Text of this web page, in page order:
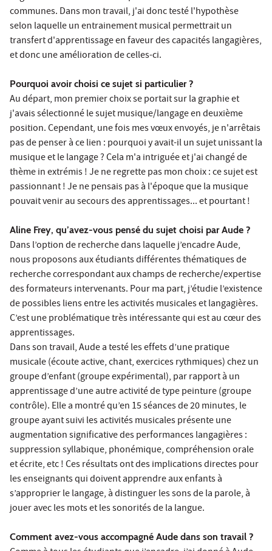
communes. Dans mon travail, j'ai donc testé l'hypothèse
selon laquelle un entrainement musical permettrait un
transfert d'apprentissage en faveur des capacités langagières,
et donc une amélioration de celles-ci.
Pourquoi avoir choisi ce sujet si particulier ?
Au départ, mon premier choix se portait sur la graphie et
j'avais sélectionné le sujet musique/langage en deuxième
position. Cependant, une fois mes vœux envoyés, je n'arrêtais
pas de penser à ce lien : pourquoi y avait-il un sujet unissant la
musique et le langage ? Cela m'a intriguée et j'ai changé de
thème in extrémis ! Je ne regrette pas mon choix : ce sujet est
passionnant ! Je ne pensais pas à l'époque que la musique
pouvait venir au secours des apprentissages... et pourtant !
Aline Frey, qu’avez-vous pensé du sujet choisi par Aude ?
Dans l’option de recherche dans laquelle j’encadre Aude,
nous proposons aux étudiants différentes thématiques de
recherche correspondant aux champs de recherche/expertise
des formateurs intervenants. Pour ma part, j’étudie l’existence
de possibles liens entre les activités musicales et langagières.
C’est une problématique très intéressante qui est au cœur des
apprentissages.
Dans son travail, Aude a testé les effets d’une pratique
musicale (écoute active, chant, exercices rythmiques) chez un
groupe d’enfant (groupe expérimental), par rapport à un
apprentissage d’une autre activité de type peinture (groupe
contrôle). Elle a montré qu’en 15 séances de 20 minutes, le
groupe ayant suivi les activités musicales présente une
augmentation significative des performances langagières :
suppression syllabique, phonémique, compréhension orale
et écrite, etc ! Ces résultats ont des implications directes pour
les enseignants qui doivent apprendre aux enfants à
s’approprier le langage, à distinguer les sons de la parole, à
jouer avec les mots et les sonorités de la langue.
Comment avez-vous accompagné Aude dans son travail ?